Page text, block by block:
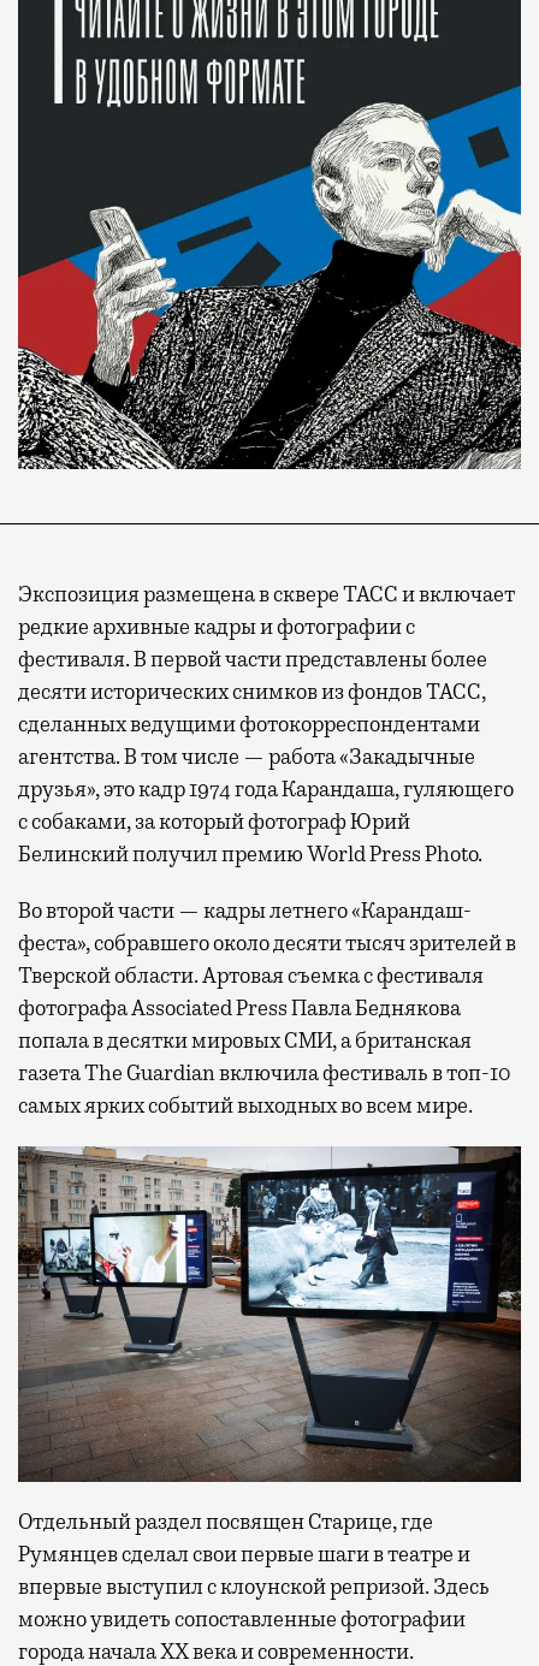
Экспозиция размещена в сквере ТАСС и включает
редкие архивные кадры и фотографии с
фестиваля. В первой части представлены более
десяти исторических снимков из фондов ТАСС,
сделанных ведущими фотокорреспондентами
агентства. В том числе — работа «Закадычные
друзья», это кадр 1974 года Карандаша, гуляющего
с собаками, за который фотограф Юрий
Белинский получил премию World Press Photo.
Во второй части — кадры летнего «Карандаш-
феста», собравшего около десяти тысяч зрителей в
Тверской области. Артовая съемка с фестиваля
фотографа Associated Press Павла Беднякова
попала в десятки мировых СМИ, а британская
газета The Guardian включила фестиваль в топ-10
самых ярких событий выходных во всем мире.
Отдельный раздел посвящен Старице, где
Румянцев сделал свои первые шаги в театре и
впервые выступил с клоунской репризой. Здесь
можно увидеть сопоставленные фотографии
города начала XX века и современности.